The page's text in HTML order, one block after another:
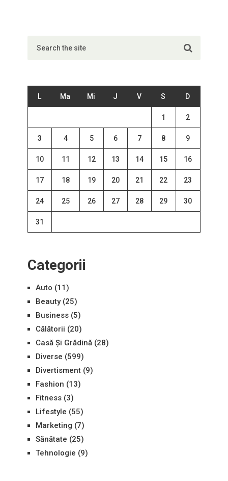
L Ma Mi J V S D
1 2
3 4 5 6 7 8 9
10 11 12 13 14 15 16
17 18 19 20 21 22 23
24 25 26 27 28 29 30
31
Categorii
Auto (11)
Beauty(25)
Business(5)
Călătorii (20)
Casă Și Grădină(28)
Diverse (599)
Divertisment(9)
Fashion (13)
Fitness(3)
Lifestyle (55)
Marketing (7)
Sănătate (25)
Tehnologie (9)